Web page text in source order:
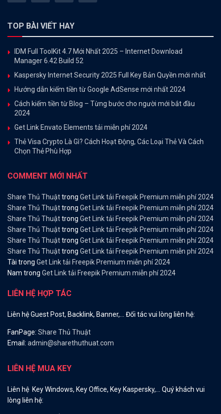
TOP BÀI VIẾT HAY
IDM Full ToolKit 4.7 Mới Nhất 2025 – Internet Download
Manager 6.42 Build 52
Kaspersky Internet Security 2025 Full Key Bản Quyền mới nhất
Hướng dẫn kiếm tiền từ Google AdSense mới nhất 2024
Cách kiếm tiền từ Blog – Từng bước cho người mới bắt đầu
2024
Get Link Envato Elements tải miễn phí 2024
Thẻ Visa Crypto Là Gì? Cách Hoạt Động, Các Loại Thẻ Và Cách
Chọn Thẻ Phù Hợp
COMMENT MỚI NHẤT
Share Thủ Thuậttrong Get Link tải Freepik Premium miễn phí 2024
Share Thủ Thuậttrong Get Link tải Freepik Premium miễn phí 2024
Share Thủ Thuậttrong Get Link tải Freepik Premium miễn phí 2024
Share Thủ Thuậttrong Get Link tải Freepik Premium miễn phí 2024
Share Thủ Thuậttrong Get Link tải Freepik Premium miễn phí 2024
Share Thủ Thuậttrong Get Link tải Freepik Premium miễn phí 2024
Tài trong Get Link tải Freepik Premium miễn phí 2024
Nam trong Get Link tải Freepik Premium miễn phí 2024
LIÊN HỆ HỢP TÁC
Liên hệ Guest Post, Backlink, Banner,… Đối tác vui lòng liên hệ:
FanPage: Share Thủ Thuật
Email: admin@sharethuthuat.com
LIÊN HỆ MUA KEY
Liên hệ Key Windows, Key Office, Key Kaspersky,… Quý khách vui
lòng liên hệ: